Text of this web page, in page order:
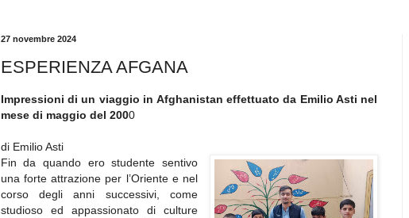
27 novembre 2024
ESPERIENZA AFGANA
Impressioni di un viaggio in Afghanistan effettuato da Emilio Asti nel
mese di maggio del 2000
di Emilio Asti
Fin da quando ero studente sentivo
una forte attrazione per l’Oriente e nel
corso degli anni successivi, come
studioso ed appassionato di culture